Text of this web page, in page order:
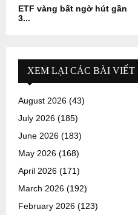
ETF vàng bất ngờ hút gần
3...
XEM LẠI CÁC BÀI VIẾT
August 2026 (43)
July 2026 (185)
June 2026 (183)
May 2026 (168)
April 2026 (171)
March 2026 (192)
February 2026 (123)